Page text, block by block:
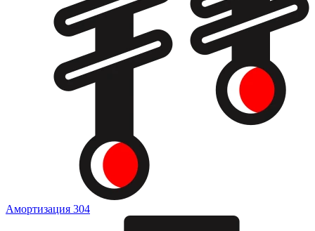
Амортизация 304